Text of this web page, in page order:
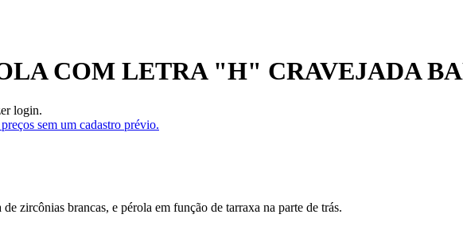
COM LETRA "H" CRAVEJADA
login.
sem um cadastro prévio.
zircônias brancas, e pérola em função de tarraxa na parte de trás.